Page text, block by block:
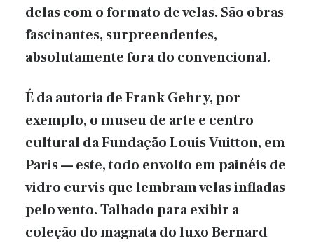
delas com o formato de velas. São obras
fascinantes, surpreendentes,
absolutamente fora do convencional.
É da autoria de Frank Gehry, por
exemplo, o museu de arte e centro
cultural da Fundação Louis Vuitton, em
Paris — este, todo envolto em painéis de
vidro curvis que lembram velas infladas
pelo vento. Talhado para exibir a
coleção do magnata do luxo Bernard